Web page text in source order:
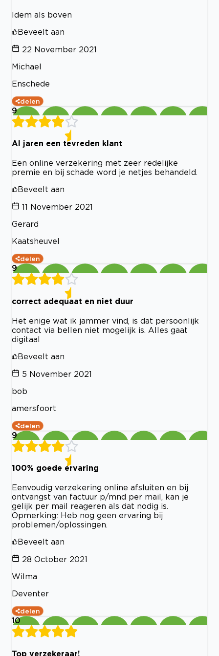
Idem als boven
Beveelt aan
22 November 2021
Michael
Enschede
delen
9
Al jaren een tevreden klant
Een online verzekering met zeer redelijke
premie en bij schade word je netjes behandeld.
Beveelt aan
11 November 2021
Gerard
Kaatsheuvel
delen
9
correct adequaat en niet duur
Het enige wat ik jammer vind, is dat persoonlijk
contact via bellen niet mogelijk is. Alles gaat
digitaal
Beveelt aan
5 November 2021
bob
amersfoort
delen
9
100% goede ervaring
Eenvoudig verzekering online afsluiten en bij
ontvangst van factuur p/mnd per mail, kan je
gelijk per mail reageren als dat nodig is.
Opmerking: Heb nog geen ervaring bij
problemen/oplossingen.
Beveelt aan
28 October 2021
Wilma
Deventer
delen
10
Top verzekeraar!